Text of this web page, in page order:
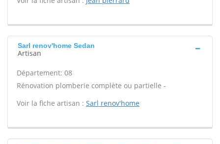
Sarl renov'home Sedan
Artisan
Département: 08
Rénovation plomberie complète ou partielle -
Voir la fiche artisan : Sarl renov'home